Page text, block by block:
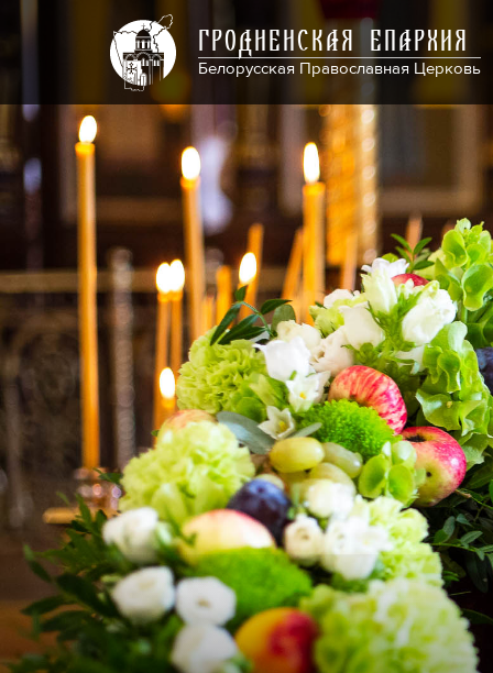
ГРОДНЕНСКАЯ ЕПАРХИЯ
Белорусская Православная Церковь